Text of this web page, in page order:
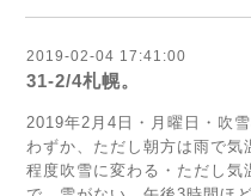
2019-02-04 17:41:00
31-2/4札幌。
2019年2月4日・月曜日・吹
わずか、ただし朝方は雨で気
程度吹雪に変わる・ただし